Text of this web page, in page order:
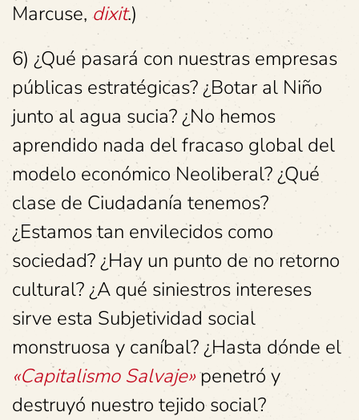
Marcuse, dixit.)
6) ¿Qué pasará con nuestras empresas
públicas estratégicas? ¿Botar al Niño
junto al agua sucia? ¿No hemos
aprendido nada del fracaso global del
modelo económico Neoliberal? ¿Qué
clase de Ciudadanía tenemos?
¿Estamos tan envilecidos como
sociedad? ¿Hay un punto de no retorno
cultural? ¿A qué siniestros intereses
sirve esta Subjetividad social
monstruosa y caníbal? ¿Hasta dónde el
«Capitalismo Salvaje»penetró y
destruyó nuestro tejido social?